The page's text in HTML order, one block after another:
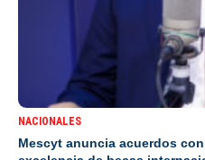
NACIONALES
Mescyt anuncia acuerdos